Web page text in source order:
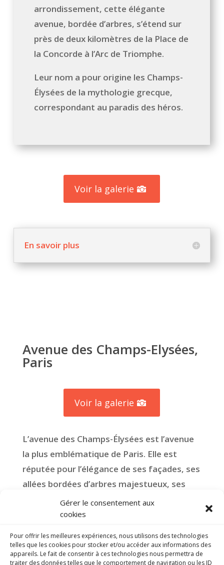
Gérer le consentement aux
cookies
Pour offrir les meilleures expériences, nous utilisons des technologies
telles que les cookies pour stocker et/ou accéder aux informations des
appareils. Le fait de consentir à ces technologies nous permettra de
traiter des données telles que le comportement de navigation ou les ID
arrondissement, cette élégante
avenue, bordée d’arbres, s’étend sur
près de deux kilomètres de la Place de
la Concorde à l’Arc de Triomphe.
Leur nom a pour origine les Champs-
Élysées de la mythologie grecque,
correspondant au paradis des héros.
Voir la galerie
En savoir plus
Avenue des Champs-Elysées,
Paris
Voir la galerie
L’avenue des Champs-Élysées est l’avenue
la plus emblématique de Paris. Elle est
réputée pour l’élégance de ses façades, ses
allées bordées d’arbres majestueux, ses
nombreuses boutiques de grandes
marques et ses cafés chics.
En savoir plus